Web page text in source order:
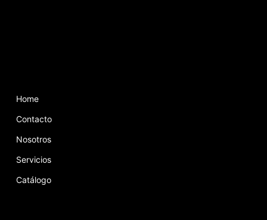
Home
Contacto
Nosotros
Servicios
Catálogo